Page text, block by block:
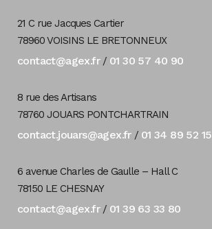
21 C rue Jacques Cartier
78960 VOISINS LE BRETONNEUX
contact@agex.fr/ 01 30 57 40 90
8 rue des Artisans
78760 JOUARS PONTCHARTRAIN
contact.jouars@agex.fr/ 01 34 89 52 15
6 avenue Charles de Gaulle – Hall C
78150 LE CHESNAY
contact@agex.fr/ 01 39 63 33 80